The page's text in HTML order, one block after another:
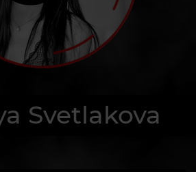
Svetlakova